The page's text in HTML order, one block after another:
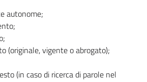
autonome;
(originale, vigente o abrogato);
(in caso di ricerca di parole nel